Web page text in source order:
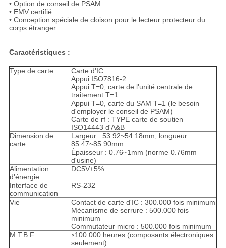
• Option de conseil de PSAM
• EMV certifié
• Conception spéciale de cloison pour le lecteur protecteur du
corps étranger
Caractéristiques :
Type de carte
Carte d'IC :
Appui ISO7816-2
Appui T=0, carte de l'unité centrale de
traitement T=1
Appui T=0, carte du SAM T=1 (le besoin
d'employer le conseil de PSAM)
Carte de rf : TYPE carte de soutien
ISO14443 d'A&B
Dimension de
carte
Largeur : 53.92~54.18mm, longueur :
85.47~85.90mm
Épaisseur : 0.76~1mm (norme 0.76mm
d'usine)
Alimentation
d'énergie
DC5V±5%
Interface de
communication
RS-232
Vie
Contact de carte d'IC : 300.000 fois minimum
Mécanisme de serrure : 500.000 fois
minimum
Commutateur micro : 500.000 fois minimum
M.T.B.F
>100.000 heures (composants électroniques
seulement)